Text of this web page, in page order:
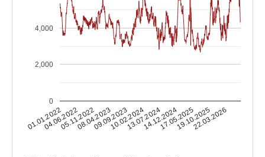
01.01.2022
04.06.2022
05.11.2022
08.04.2023
09.09.2023
10.02.2024
13.07.2024
14.12.2024
17.05.2025
19.10.2025
22.03.2026
0
2,000
4,000